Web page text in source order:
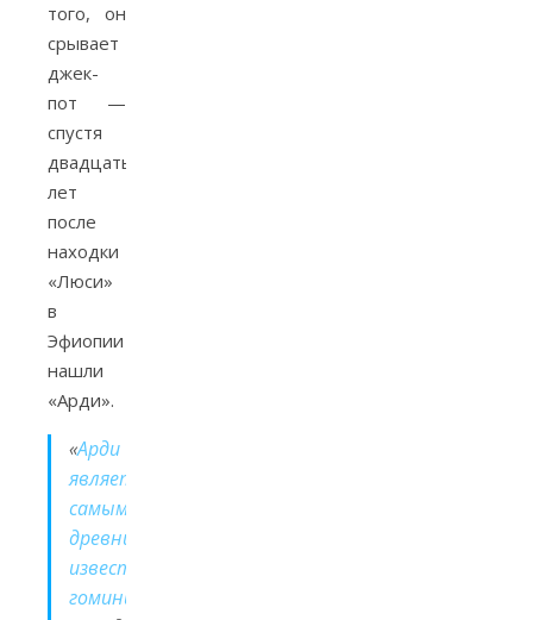
того, он
срывает
джек-
пот —
спустя
двадцать
лет
после
находки
«Люси»
в
Эфиопии
нашли
«Арди».
«Арди
является
самыми
древним
известным
гоминидом.